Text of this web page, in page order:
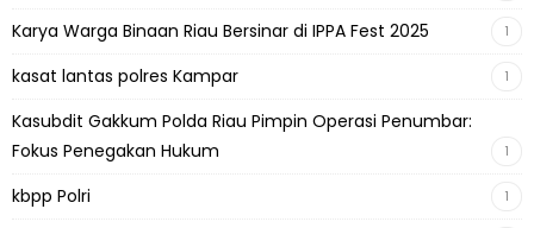
Karya Warga Binaan Riau Bersinar di IPPA Fest 2025 1
kasat lantas polres Kampar 1
Kasubdit Gakkum Polda Riau Pimpin Operasi Penumbar:
Fokus Penegakan Hukum
1
kbpp Polri 1